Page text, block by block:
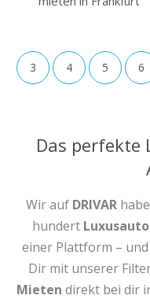
3 4 5 6
Das perfekte
Wir auf DRIVAR
hundert
einer Plattform –
Dir mit unserer
Mieten direkt bei dir